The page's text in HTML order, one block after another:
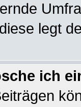
legt
ich